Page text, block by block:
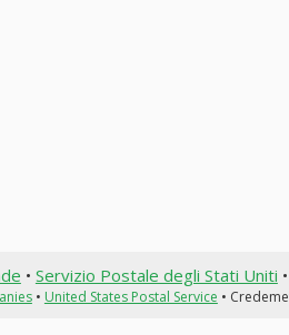
• Servizio Postale degli Stati Uniti
• United States Postal Service •